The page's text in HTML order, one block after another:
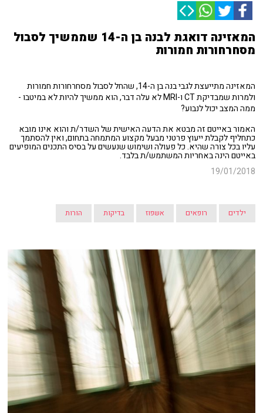
המאזינה דואגת לבנה בן ה-14 שממשיך לסבול
מסחרחורות חמורות
המאזינה מתייעצת לגבי בנה בן ה-14, שהחל לסבול מסחרחורות חמורות
ולמרות שמבדיקת CT ו-MRI לא עלה דבר, הוא ממשיך להיות לא במיטבו -
ממה המצב יכול לנבוע?
האמור באייטם זה מבטא את הדעה האישית של השדר/ת והוא אינו מובא
כתחליף לקבלת ייעוץ פרטני מבעל מקצוע המתמחה בתחום, ואין להסתמך
עליו בכל צורה שהיא. כל פעולה ושימוש שנעשים על בסיס התכנים המופיעים
באייטם הינה באחריות המשתמש/ת בלבד.
19/01/2018
ילדים רופאים אשפוז בדיקות הורות